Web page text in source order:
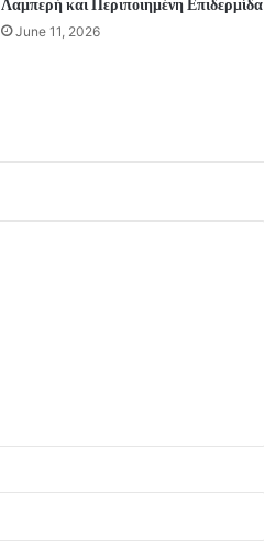
June 11, 2026